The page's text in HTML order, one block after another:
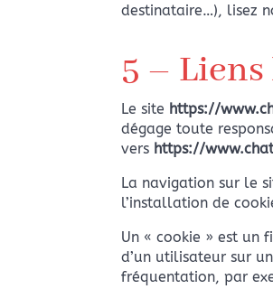
destinataire…), lisez
5 –
Le site https://
dégage toute
vers https://
La navigation sur le
l’installation de
Un « cookie » est un
d’un utilisateur sur
fréquentation, par